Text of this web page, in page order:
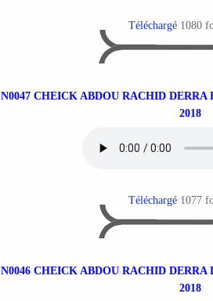
Téléchargé 1080
N0047 CHEICK ABDOU RACHID
2018
Téléchargé 1077
N0046 CHEICK ABDOU RACHID
2018